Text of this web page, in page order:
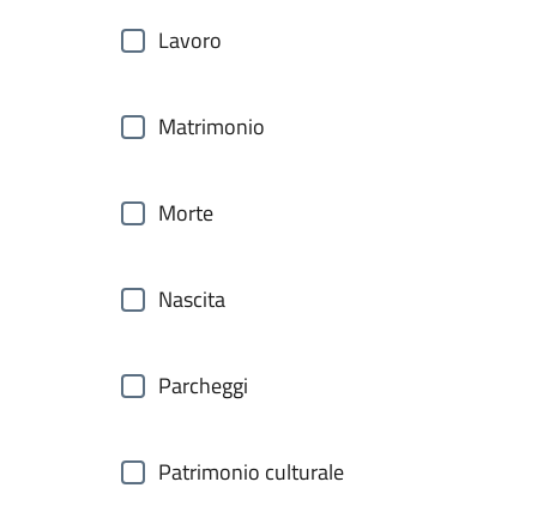
Lavoro
Matrimonio
Morte
Nascita
Parcheggi
Patrimonio culturale